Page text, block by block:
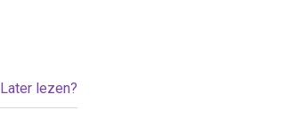
Later lezen?